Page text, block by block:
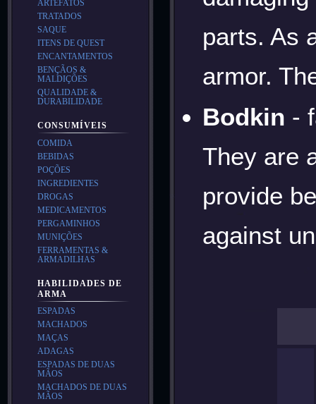
parts. As
armor.
Bodkin -
They are
provide
against
ARTEFATOS
TRATADOS
SAQUE
ITENS DE QUEST
ENCANTAMENTOS
BENÇÃOS &
MALDIÇÕES
QUALIDADE &
DURABILIDADE
CONSUMÍVEIS
COMIDA
BEBIDAS
POÇÕES
INGREDIENTES
DROGAS
MEDICAMENTOS
PERGAMINHOS
MUNIÇÕES
FERRAMENTAS &
ARMADILHAS
HABILIDADES DE
ARMA
ESPADAS
MACHADOS
MAÇAS
ADAGAS
ESPADAS DE DUAS
MÃOS
MACHADOS DE DUAS
MÃOS